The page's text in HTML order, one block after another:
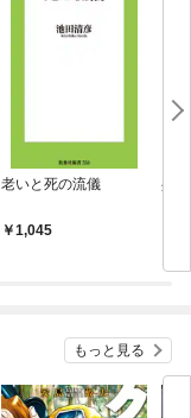
老いと死の流儀
1,045
共
もっと見る